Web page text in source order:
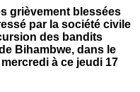
grièvement blessées
par la société civile
des bandits
Bihambwe, dans le
à ce jeudi 17